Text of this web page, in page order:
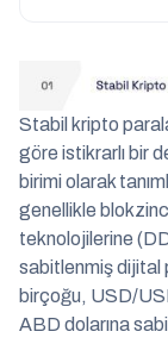
Stabil kripto
göre istikrarlı bir
birimi olarak
genellikle
teknolojilerine
sabitlenmiş dijital
birçoğu, USD/
ABD dolarına